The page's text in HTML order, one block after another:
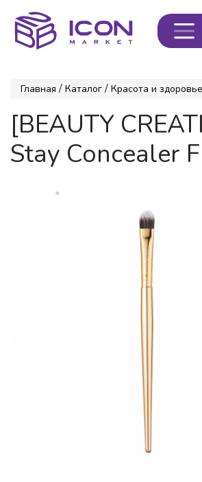
Главная / Каталог / Красота и здоровье
[BEAUTY
Stay Concealer